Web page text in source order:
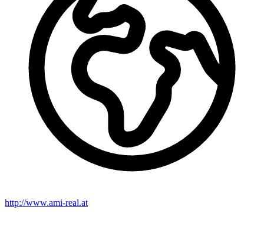
http://www.ami-real.at